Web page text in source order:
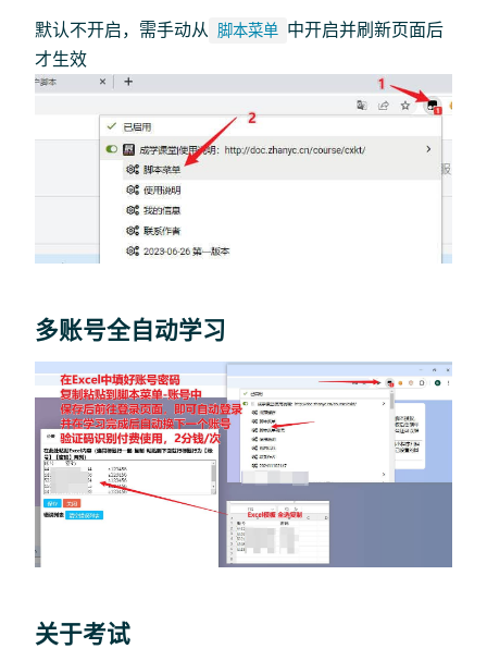
默认不开启，需手动从 脚本菜单 中开启并刷新页面后
才生效
多账号全自动学习
关于考试